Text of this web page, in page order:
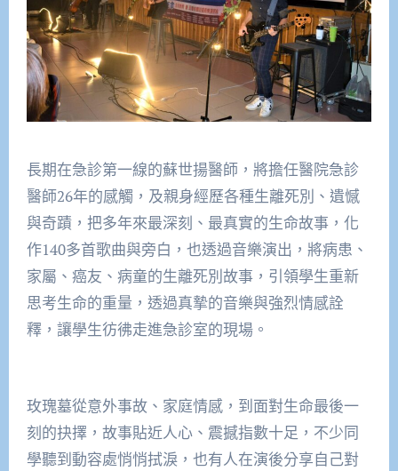
長期在急診第一線的蘇世揚醫師，將擔任醫院急診
醫師26年的感觸，及親身經歷各種生離死別、遺憾
與奇蹟，把多年來最深刻、最真實的生命故事，化
作140多首歌曲與旁白，也透過音樂演出，將病患、
家屬、癌友、病童的生離死別故事，引領學生重新
思考生命的重量，透過真摯的音樂與強烈情感詮
釋，讓學生彷彿走進急診室的現場。
玫瑰墓從意外事故、家庭情感，到面對生命最後一
刻的抉擇，故事貼近人心、震撼指數十足，不少同
學聽到動容處悄悄拭淚，也有人在演後分享自己對